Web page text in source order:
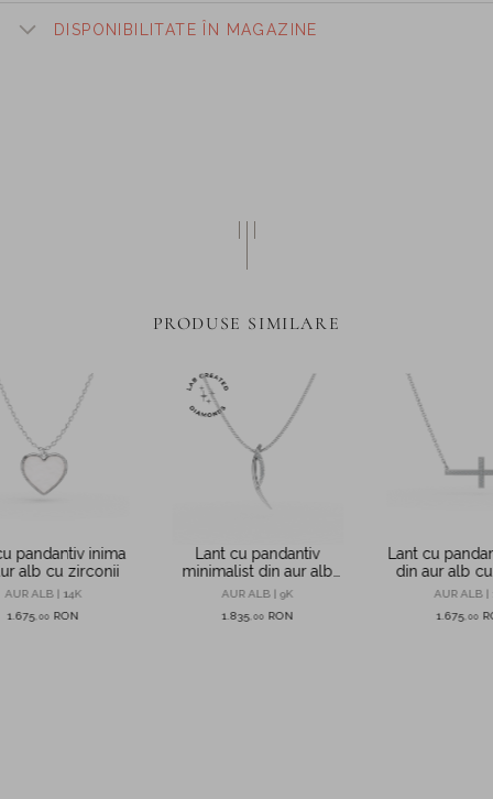
DISPONIBILITATE ÎN MAGAZINE
PRODUSE SIMILARE
pandantiv inima
alb cu zirconii
AUR ALB | 14K
1.675 00 RON
Lant cu pandantiv
minimalist din aur alb
cu diamante de 0.05ct
create in laborator
AUR ALB | 9K
1.835 00 RON
Lant cu
din aur alb
AUR ALB |
1.675 00